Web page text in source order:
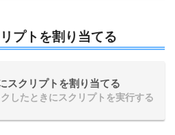
プトを割り当てる
スクリプトを割り当てる
したときにスクリプトを実行する